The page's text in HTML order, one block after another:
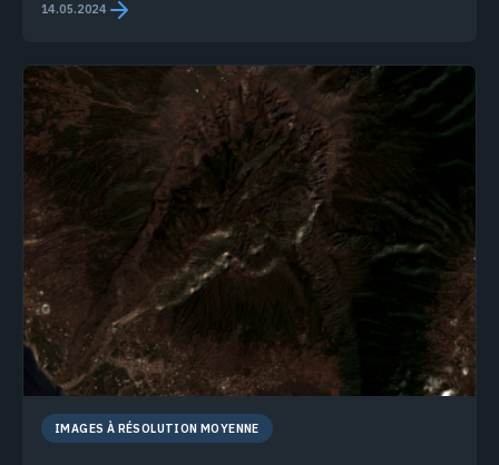
14.05.2024
IMAGES À RÉSOLUTION MOYENNE